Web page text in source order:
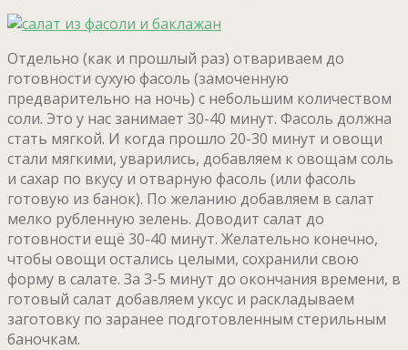
Отдельно (как и прошлый раз) отвариваем до
готовности сухую фасоль (замоченную
предварительно на ночь) с небольшим количеством
соли. Это у нас занимает 30-40 минут. Фасоль должна
стать мягкой. И когда прошло 20-30 минут и овощи
стали мягкими, уварились, добавляем к овощам соль
и сахар по вкусу и отварную фасоль (или фасоль
готовую из банок). По желанию добавляем в салат
мелко рубленную зелень. Доводит салат до
готовности ещё 30-40 минут. Желательно конечно,
чтобы овощи остались целыми, сохранили свою
форму в салате. За 3-5 минут до окончания времени, в
готовый салат добавляем уксус и раскладываем
заготовку по заранее подготовленным стерильным
баночкам.